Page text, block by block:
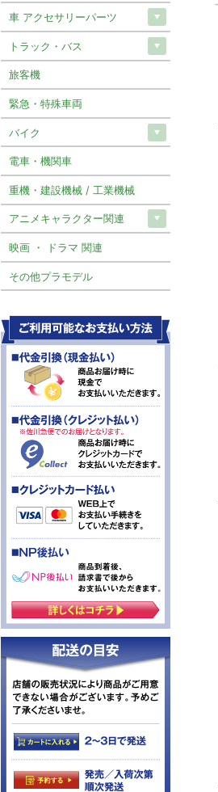
車 アクセサリーパーツ
トラック・バス
旅客機
緊急・特殊車両
バイク
電車・機関車
重機・建設機械 / 工業機械
アニメキャラクター関連
映画 ・ ドラマ 関連
その他プラモデル